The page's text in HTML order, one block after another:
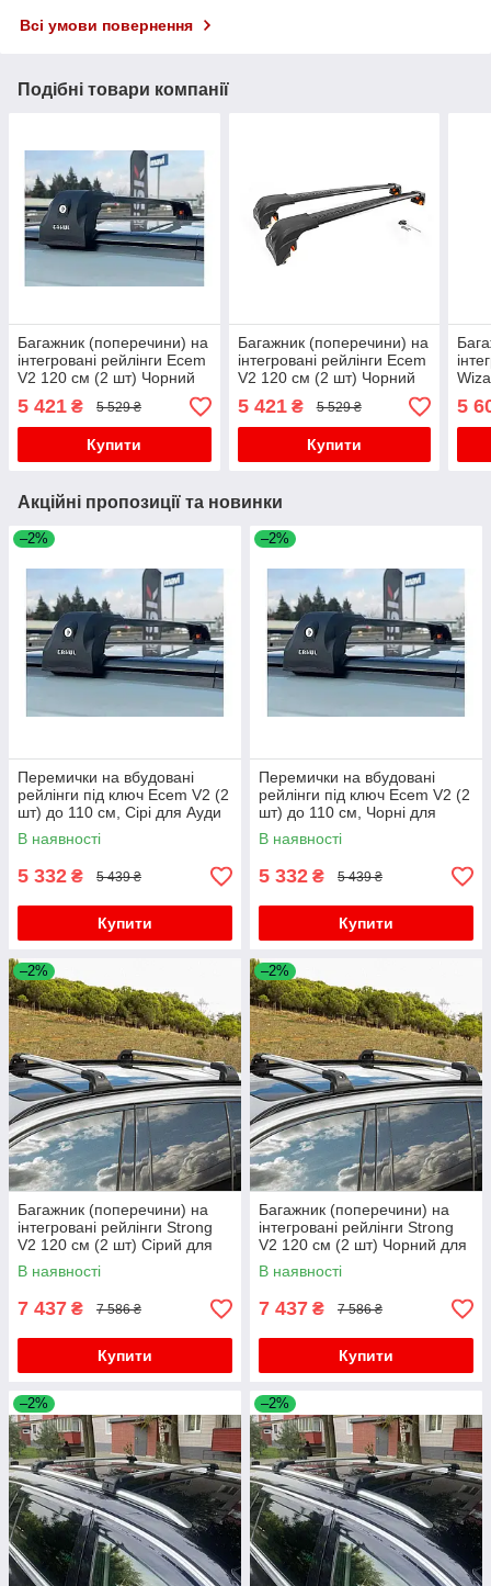
Всі умови повернення
Подібні товари компанії
Багажник (поперечини) на
інтегровані рейлінги Ecem
V2 120 см (2 шт) Чорний
для бмв X2 F39 2018-2023
рр
5 421 ₴ 5 529 ₴
Купити
Багажник (поперечини) на
інтегровані рейлінги Ecem
V2 120 см (2 шт) Чорний
для бмв X3 F-25 2011-
2018 рр
5 421₴ 5 529 ₴
Купити
5
Акційні пропозиції та новинки
–2%
Перемички на вбудовані
рейлінги під ключ Ecem V2 (2
шт) до 110 см, Сірі для Ауди
Q8 2018- рр
В наявності
5 332 ₴ 5 439 ₴
Купити
–2%
Перемички на вбудовані
рейлінги під ключ Ecem V2 (2
шт) до 110 см, Чорні для
Ауди Q8 2018- рр
В наявності
5 332 ₴ 5 439 ₴
Купити
–2%
Багажник (поперечини) на
інтегровані рейлінги Strong
V2 120 см (2 шт) Сірий для
Ауди Q8 2018- рр
В наявності
7 437 ₴ 7 586 ₴
Купити
–2%
Багажник (поперечини) на
інтегровані рейлінги Strong
V2 120 см (2 шт) Чорний для
Ауди Q8 2018- рр
В наявності
7 437 ₴ 7 586 ₴
Купити
–2% –2%